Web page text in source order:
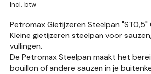
Incl. btw
Petromax Gietijzeren Steelpan "ST0,5"
Kleine gietijzeren steelpan voor
vullingen.
De Petromax Steelpan maakt het
bouillon of andere sauzen in je